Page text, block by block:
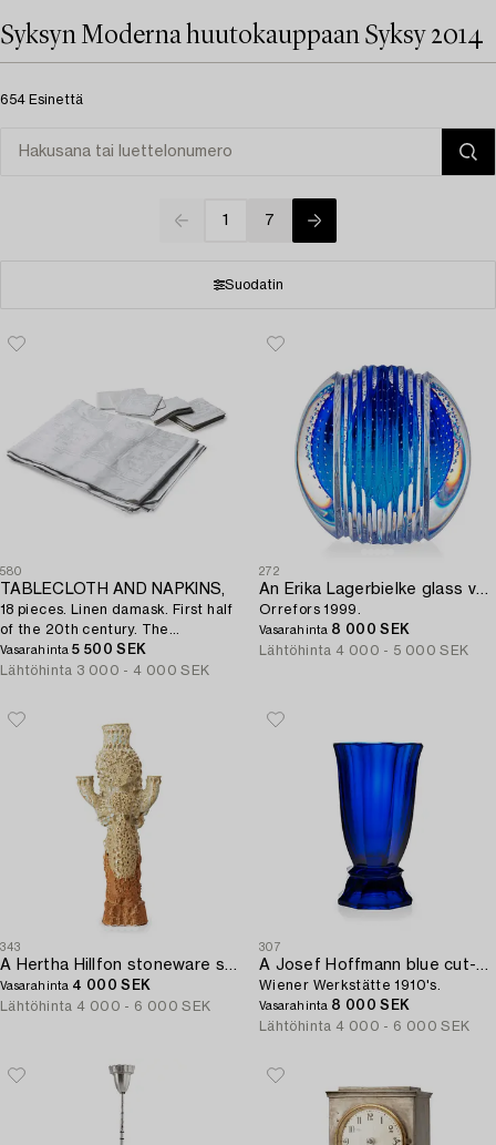
Syksyn Moderna huutokauppaan Syksy 2014
654 Esinettä
1 7
Suodatin
580
TABLECLOTH AND NAPKINS,
18 pieces. Linen damask. First half
of the 20th century. The
tablecloth is 414 x 176 cm,
Vasarahinta5 500 SEK
Lähtöhinta 3 000 - 4 000 SEK
272
An Erika Lagerbielke glass vase,
Orrefors 1999.
Vasarahinta 8 000 SEK
Lähtöhinta 4 000 - 5 000 SEK
343
A Hertha Hillfon stoneware sculpture/candelabrum.
Vasarahinta 4 000 SEK
Lähtöhinta 4 000 - 6 000 SEK
307
A Josef Hoffmann blue cut-glass vase,
Wiener Werkstätte 1910's.
Vasarahinta 8 000 SEK
Lähtöhinta 4 000 - 6 000 SEK